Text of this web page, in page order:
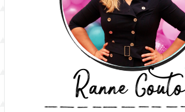
Ranne Couto